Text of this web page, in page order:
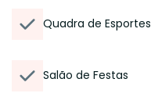
Quadra de Esportes
Salão de Festas